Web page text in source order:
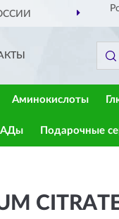
Аминокислоты
Подарочные